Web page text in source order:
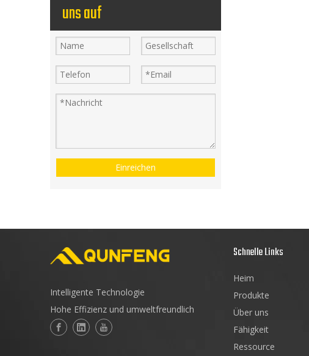
uns auf
Einreichen
Intelligente Technologie
Hohe Effizienz und umweltfreundlich
Schnelle Links
Heim
Produkte
Über uns
Fähigkeit
Ressource